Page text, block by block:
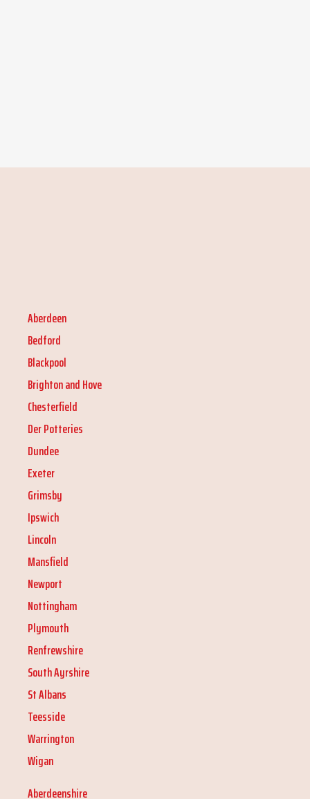
Aberdeen
Bedford
Blackpool
Brighton and Hove
Chesterfield
Der Potteries
Dundee
Exeter
Grimsby
Ipswich
Lincoln
Mansfield
Newport
Nottingham
Plymouth
Renfrewshire
South Ayrshire
St Albans
Teesside
Warrington
Wigan
Aberdeenshire